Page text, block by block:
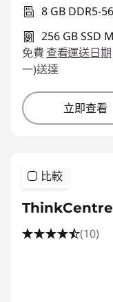
8 GB DDR5-
256 GB SSD
免費 查看運送日期
一)送達
立即查看
比較
(10)